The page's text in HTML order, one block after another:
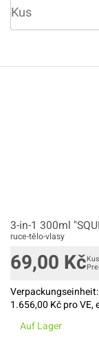
3-in-1 300ml
ruce-tělo-vlasy
69,00 KčKus
Verpackungseinheit:
1.656,00 Kč pro VE,
Auf Lager